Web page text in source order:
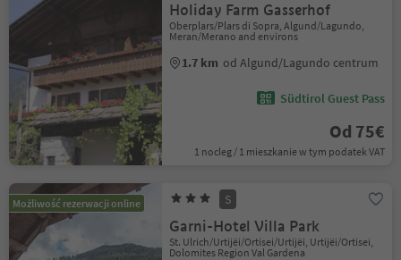
Holiday Farm Gasserhof
Oberplars/Plars di Sopra, Algund/Lagundo,
Meran/Merano and environs
1.7 km od Algund/Lagundo centrum
Südtirol Guest Pass
Od 75€
1 nocleg / 1 mieszkanie w tym podatek VAT
Możliwość rezerwacji online S
Garni-Hotel Villa Park
St. Ulrich/Urtijëi/Ortisei/Urtijëi, Urtijëi/Ortisei,
Dolomites Region Val Gardena